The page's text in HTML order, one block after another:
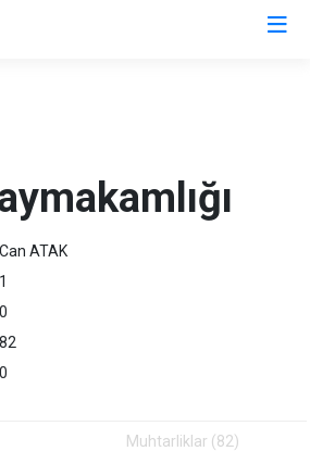
Tekkeköy
Can ATAK
1
0
82
0
Muhtarliklar (82)